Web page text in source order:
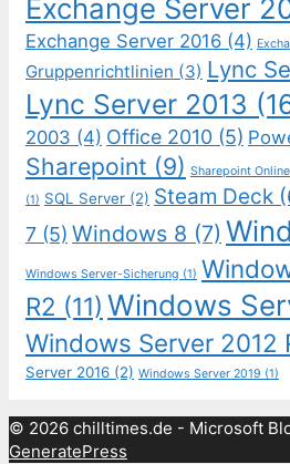
Exchange Server
Exchange Server 2016 (4)
Gruppenrichtlinien (3) Lync
Lync Server 2013
2003 (4) Office 2010 (5)
Sharepoint (9) Sharepoint Online
(1) SQL Server (2) Steam Deck
7 (5) Windows 8 (7)
Windows Server-Sicherung (1)
R2 (11) Windows
Windows Server 2012
Server 2016 (2) Windows Server 2019 (1)
© 2026 chilltimes.de - Microsoft
GeneratePress